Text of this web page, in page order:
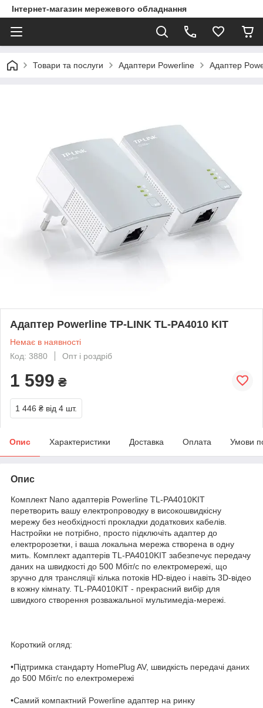
Інтернет-магазин мережевого обладнання
Товари та послуги Адаптери Powerline Адаптер
Адаптер Powerline TP-LINK TL-PA4010 KIT
Немає в наявності
Код: 3880
Опт і роздріб
1 599 ₴
1 446 ₴ від 4 шт.
Опис Характеристики Доставка Оплата Умови
Опис
Комплект Nano адаптерів Powerline TL-PA4010KIT
перетворить вашу електропроводку в високошвидкісну
мережу без необхідності прокладки додаткових кабелів.
Настройки не потрібно, просто підключіть адаптер до
електророзетки, і ваша локальна мережа створена в одну
мить. Комплект адаптерів ТL-PA4010KIT забезпечує передачу
даних на швидкості до 500 Мбіт/с по електромережі, що
зручно для трансляції кілька потоків HD-відео і навіть 3D-відео
в кожну кімнату. ТL-PA4010KIT - прекрасний вибір для
швидкого створення розважальної мультимедіа-мережі.
Короткий огляд:
•Підтримка стандарту HomePlug AV, швидкість передачі даних
до 500 Мбіт/с по електромережі
•Самий компактний Powerline адаптер на ринку